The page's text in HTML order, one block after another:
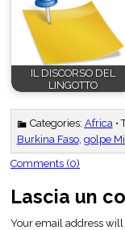
IL DISCORSO DEL
LINGOTTO
Categories: Africa •
Burkina Faso, golpe
Comments (0)
Lascia un
Your email address will